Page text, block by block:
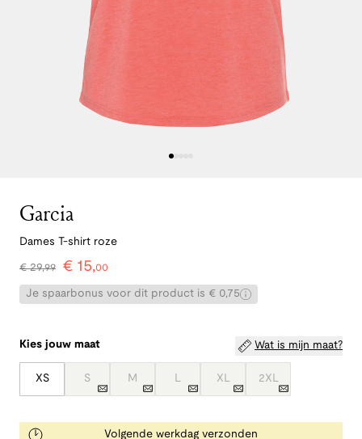
Garcia
Dames T-shirt roze
€29,99 € 15,00
Je spaarbonus voor dit product is € 0,75
Kies jouw maat Wat is mijn maat?
XS S M L XL 2XL
Volgende werkdag verzonden